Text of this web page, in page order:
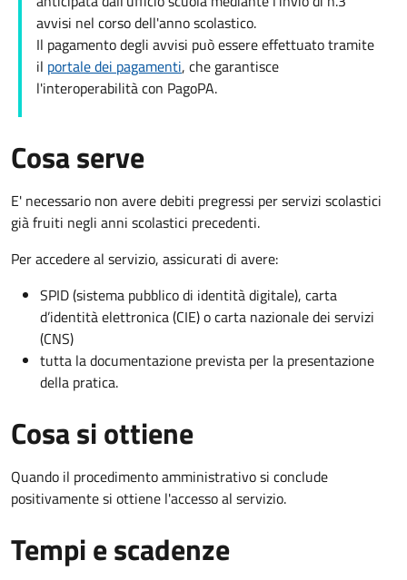
avvisi nel corso dell'anno scolastico.
Il pagamento degli avvisi può essere effettuato tramite
il portale dei pagamenti, che garantisce
l'interoperabilità con PagoPA.
Cosa serve
E' necessario non avere debiti pregressi per servizi scolastici
già fruiti negli anni scolastici precedenti.
Per accedere al servizio, assicurati di avere:
SPID (sistema pubblico di identità digitale), carta
d’identità elettronica (CIE) o carta nazionale dei servizi
(CNS)
tutta la documentazione prevista per la presentazione
della pratica.
Cosa si ottiene
Quando il procedimento amministrativo si conclude
positivamente si ottiene l'accesso al servizio.
Tempi e scadenze